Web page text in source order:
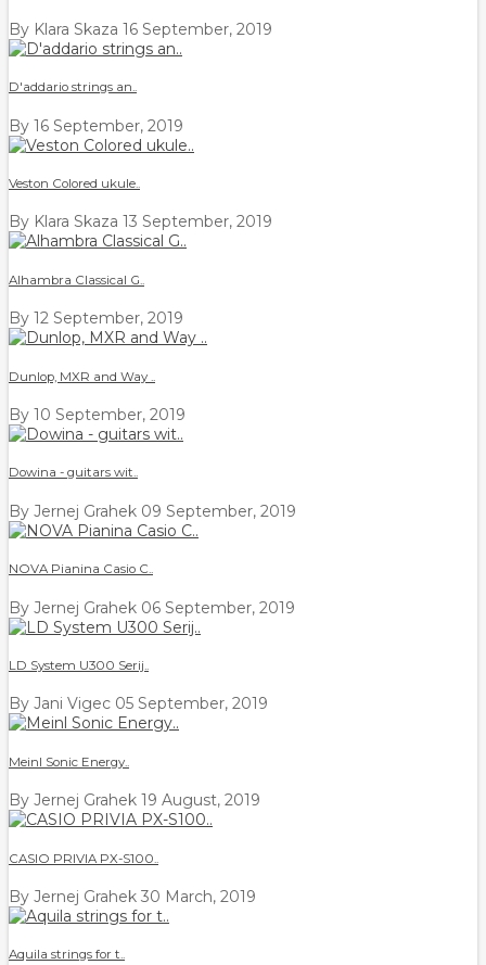
By Klara Skaza 16 September, 2019
D'addario strings an..
By 16 September, 2019
Veston Colored ukule..
By Klara Skaza 13 September, 2019
Alhambra Classical G..
By 12 September, 2019
Dunlop, MXR and Way ..
By 10 September, 2019
Dowina - guitars wit..
By Jernej Grahek 09 September, 2019
NOVA Pianina Casio C..
By Jernej Grahek 06 September, 2019
LD System U300 Serij..
By Jani Vigec 05 September, 2019
Meinl Sonic Energy..
By Jernej Grahek 19 August, 2019
CASIO PRIVIA PX-S100..
By Jernej Grahek 30 March, 2019
Aquila strings for t..